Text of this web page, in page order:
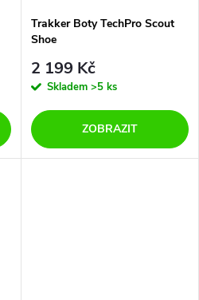
Trakker Boty TechPro Scout
Shoe
2 199 Kč
Skladem >5 ks
ZOBRAZIT